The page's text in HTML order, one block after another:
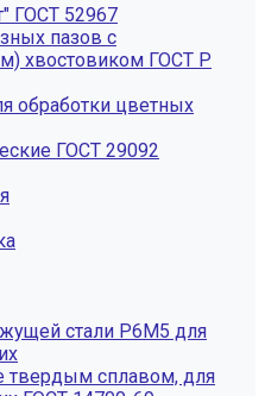
ГОСТ 52967
пазов с
хвостовиком ГОСТ Р
обработки цветных
ГОСТ 29092
стали Р6М5 для
твердым сплавом, для